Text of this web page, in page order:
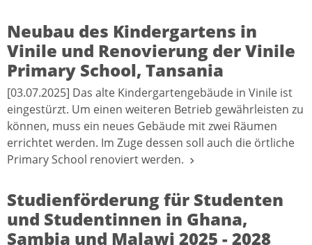
Neubau des Kindergartens in
Vinile und Renovierung der Vinile
Primary School, Tansania
[03.07.2025] Das alte Kindergartengebäude in Vinile ist
eingestürzt. Um einen weiteren Betrieb gewährleisten zu
können, muss ein neues Gebäude mit zwei Räumen
errichtet werden. Im Zuge dessen soll auch die örtliche
Primary School renoviert werden.
Studienförderung für Studenten
und Studentinnen in Ghana,
Sambia und Malawi 2025 - 2028